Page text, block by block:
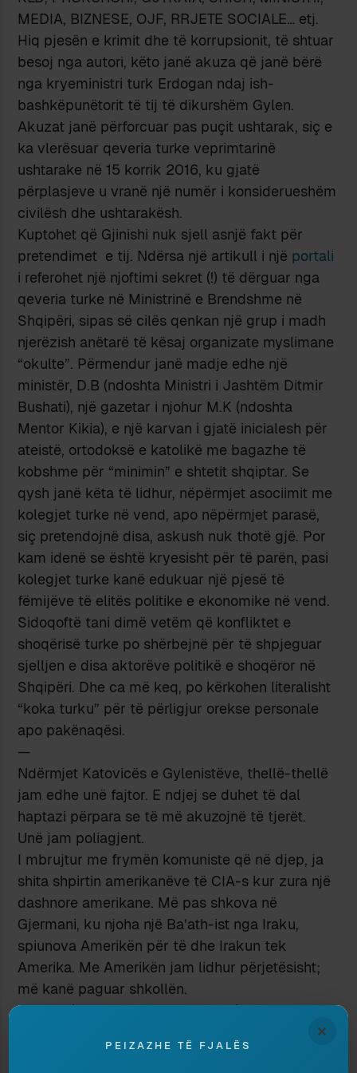
MEDIA, BIZNESE, OJF, RRJETE SOCIALE… etj.
Hiq pjesën e krimit dhe të korrupsionit, të shtuar
besoj nga autori, këto janë akuza që janë bërë
nga kryeministri turk Erdogan ndaj ish-
bashkëpunëtorit të tij të dikurshëm Gylen.
Akuzat janë përforcuar pas puçit ushtarak, siç e
ka vlerësuar qeveria turke veprimtarinë
ushtarake në 15 korrik 2016, ku gjatë
përplasjeve u vranë një numër i konsiderueshëm
civilësh dhe ushtarakësh.
Kuptohet që Gjinishi nuk sjell asnjë fakt për
pretendimet e tij. Ndërsa një artikull i një portali
i referohet një njoftimi sekret (!) të dërguar nga
qeveria turke në Ministrinë e Brendshme në
Shqipëri, sipas së cilës qenkan një grup i madh
njerëzish anëtarë të kësaj organizate myslimane
“okulte”. Përmendur janë madje edhe një
ministër, D.B (ndoshta Ministri i Jashtëm Ditmir
Bushati), një gazetar i njohur M.K (ndoshta
Mentor Kikia), e një karvan i gjatë inicialesh për
ateistë, ortodoksë e katolikë me bagazhe të
kobshme për “minimin” e shtetit shqiptar. Se
qysh janë këta të lidhur, nëpërmjet asociimit me
kolegjet turke në vend, apo nëpërmjet parasë,
siç pretendojnë disa, askush nuk thotë gjë. Por
kam idenë se është kryesisht për të parën, pasi
kolegjet turke kanë edukuar një pjesë të
fëmijëve të elitës politike e ekonomike në vend.
Sidoqoftë tani dimë vetëm që konfliktet e
shoqërisë turke po shërbejnë për të shpjeguar
sjelljen e disa aktorëve politikë e shoqëror në
Shqipëri. Dhe ca më keq, po kërkohen literalisht
“koka turku” për të përligjur orekse personale
apo pakënaqësi.
—
Ndërmjet Katovicës e Gylenistëve, thellë-thellë
jam edhe unë fajtor. E ndjej se duhet të dal
haptazi përpara se të më akuzojnë të tjerët.
Unë jam poliagjent.
I mbrujtur me frymën komuniste që në djep, ja
shita shpirtin amerikanëve të CIA-s kur zura një
dashnore amerikane. Më pas shkova në
Gjermani, ku njoha një Ba’ath-ist nga Iraku,
spiunova Amerikën për të dhe Irakun tek
Amerika. Me Amerikën jam lidhur përjetësisht;
më kanë paguar shkollën.
BND-ja (Bundes Nachricht Dienst) më rekrutoi
nëpërmjet një kolegu nga Sri Lanka u rekrutova
×
PEIZAZHE TË FJALËS